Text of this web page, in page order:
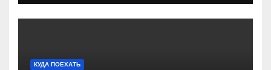
КУДА ПОЕХАТЬ